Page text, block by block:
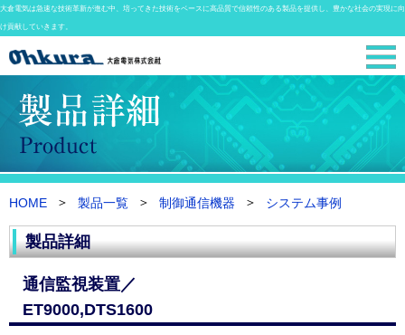
大倉電気は急速な技術革新が進む中、培ってきた技術をベースに高品質で信頼性のある製品を提供し、豊かな社会の実現に向
け貢献していきます。
HOME 製品一覧 制御通信機器 システム事例
製品詳細
通信監視装置／
ET9000,DTS1600